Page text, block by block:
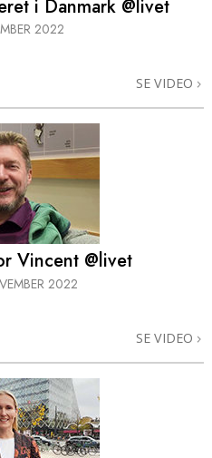
i Danmark @livet
2022
SE VIDEO
Vincent @livet
2022
SE VIDEO